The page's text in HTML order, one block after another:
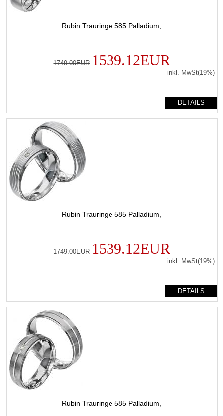
Rubin Trauringe 585 Palladium,
1749.00EUR 1539.12EUR
inkl. MwSt(19%)
DETAILS
Rubin Trauringe 585 Palladium,
1749.00EUR 1539.12EUR
inkl. MwSt(19%)
DETAILS
Rubin Trauringe 585 Palladium,